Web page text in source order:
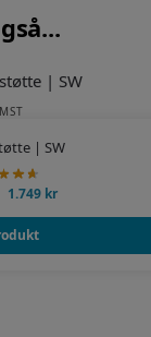
| SW
1.749 kr